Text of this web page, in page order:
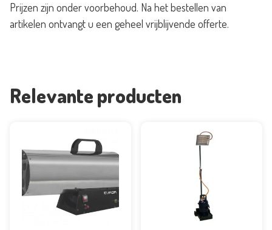
Verwarmer
aantal
Prijzen zijn onder voorbehoud. Na het bestellen van
artikelen ontvangt u een geheel vrijblijvende offerte.
Relevante producten